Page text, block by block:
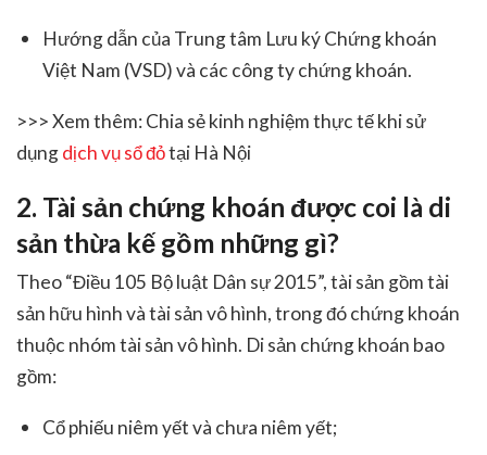
Hướng dẫn của Trung tâm Lưu ký Chứng khoán
Việt Nam (VSD) và các công ty chứng khoán.
>>> Xem thêm: Chia sẻ kinh nghiệm thực tế khi sử
dụngdịch vụ sổ đỏtại Hà Nội
2. Tài sản chứng khoán được coi là di
sản thừa kế gồm những gì?
Theo “Điều 105 Bộ luật Dân sự 2015”, tài sản gồm tài
sản hữu hình và tài sản vô hình, trong đó chứng khoán
thuộc nhóm tài sản vô hình. Di sản chứng khoán bao
gồm:
Cổ phiếu niêm yết và chưa niêm yết;